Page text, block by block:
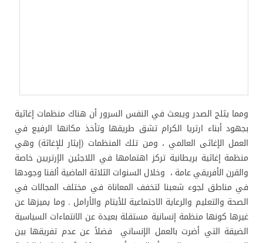
ومما يثلج الصدر ويبعث في النفس السرور أن هناك منظمات إغاثية
بجهود أبناء ارتريا الكرام تشق طريقها وتأخذ مكانها الرفيع في
العمل الإغاثى العالمي ، ومن تلك المنظمات (إيثار للإغاثة) وهي
منظمة إغاثية بريطانية تركز اهتمامها في اللاجئين الإرتريين خاصة
والقرن الأفريقي عامة ، وخلال السنوات الثلاثة الماضية ألفنا وجودها
في مناطق لجوء شعبنا لتخفف المعاناة في مختلف المجالات في
الصحة والتعليم والرعاية الاجتماعية للأيتام والأرامل . وما يميزها عن
غيرها كونها منظمة إنسانية مستقلة بعيدة عن الانتماءات السياسية
الضيقة التي أضرت بالعمل الإنساني فضلاً عن عدم تفريقها بين